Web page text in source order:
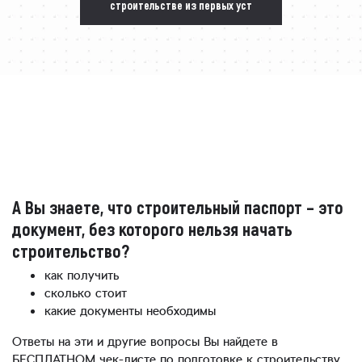
строительстве из первых уст
А Вы знаете, что строительный паспорт – это
документ, без которого нельзя начать
строительство?
как получить
сколько стоит
какие документы необходимы
Ответы на эти и другие вопросы Вы найдете в